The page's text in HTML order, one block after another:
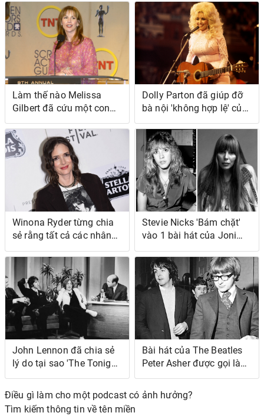
dàn diễn viên của
'Lawmen: Bass Reeves'
The Beatles đến nỗi anh
ấy đã bỏ cuộc
Làm thế nào Melissa
Gilbert đã cứu một con
chim bằng cách bẫy nó
dưới áo ngủ của cô ấy
Dolly Parton đã giúp đỡ
bà nội 'không hợp lệ' của
cô ấy khi không có đứa
cháu nào khác muốn—bà
ấy cũng chơi khăm bà ấy
Winona Ryder từng chia
sẻ rằng tất cả các nhân
vật của cô ấy đều được
viết là 'Cô gái xấu xí'
trước đó trong sự nghiệp
của cô ấy
Stevie Nicks 'Bám chặt'
vào 1 bài hát của Joni
Mitchell khi cô ấy cảm
thấy sự nghiệp âm nhạc
của mình đang thất bại
John Lennon đã chia sẻ
lý do tại sao 'The Tonight
Show' là chương trình
'đáng xấu hổ nhất' mà
anh ấy từng tham gia
Bài hát của The Beatles
Peter Asher được gọi là
'Bài hát hay nhất tôi từng
nghe'
Điều gì làm cho một podcast có ảnh hưởng?
Tìm kiếm thông tin về tên miền